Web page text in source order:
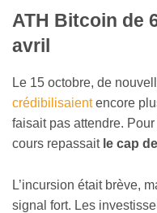
ATH Bitcoin de
avril
Le 15 octobre, de
crédibilisaientencore
faisait pas attendre.
cours repassait le cap
L’incursion était brève,
signal fort. Les